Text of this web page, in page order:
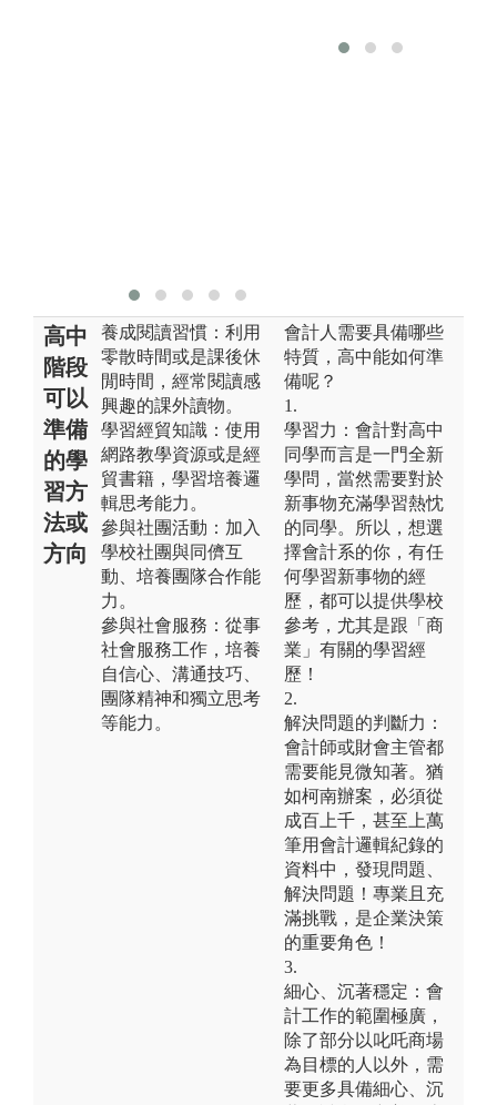
高中
階段
可以
準備
的學
習方
法或
方向
養成閱讀習慣：利用
零散時間或是課後休
閒時間，經常閱讀感
興趣的課外讀物。
學習經貿知識：使用
網路教學資源或是經
貿書籍，學習培養邏
輯思考能力。
參與社團活動：加入
學校社團與同儕互
動、培養團隊合作能
力。
參與社會服務：從事
社會服務工作，培養
自信心、溝通技巧、
團隊精神和獨立思考
等能力。
會計人需要具備哪些
特質，高中能如何準
備呢？
1.
學習力：會計對高中
同學而言是一門全新
學問，當然需要對於
新事物充滿學習熱忱
的同學。所以，想選
擇會計系的你，有任
何學習新事物的經
歷，都可以提供學校
參考，尤其是跟「商
業」有關的學習經
歷！
2.
解決問題的判斷力：
會計師或財會主管都
需要能見微知著。猶
如柯南辦案，必須從
成百上千，甚至上萬
筆用會計邏輯紀錄的
資料中，發現問題、
解決問題！專業且充
滿挑戰，是企業決策
的重要角色！
3.
細心、沉著穩定：會
計工作的範圍極廣，
除了部分以叱吒商場
為目標的人以外，需
要更多具備細心、沉